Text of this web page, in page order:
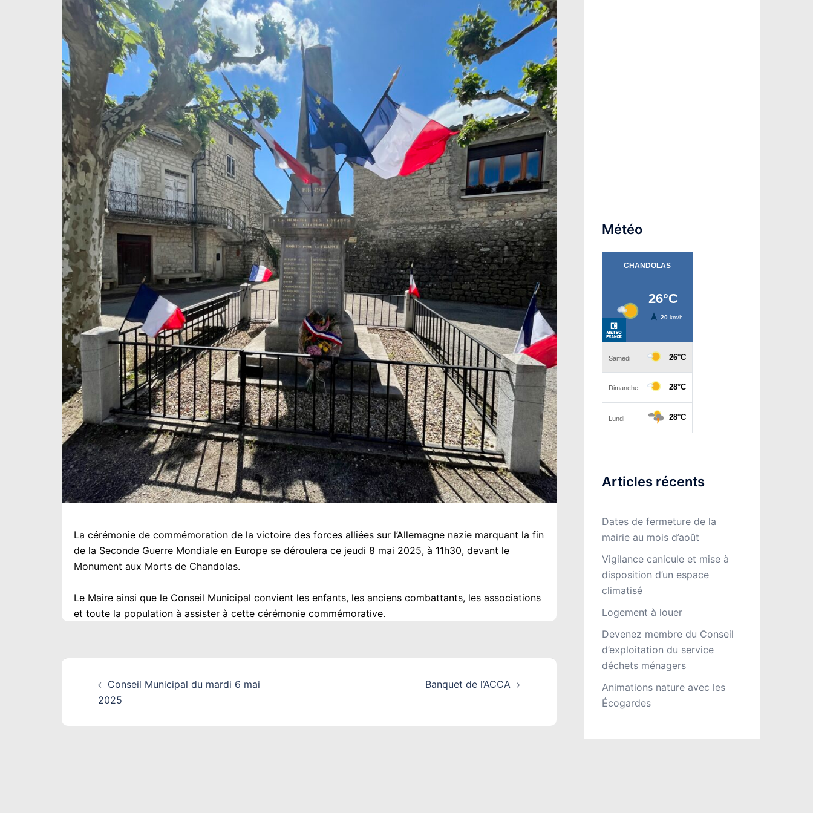
La cérémonie de commémoration de la victoire des forces alliées sur l’Allemagne nazie marquant la fin
de la Seconde Guerre Mondiale en Europe se déroulera ce jeudi 8 mai 2025, à 11h30, devant le
Monument aux Morts de Chandolas.
Le Maire ainsi que le Conseil Municipal convient les enfants, les anciens combattants, les associations
et toute la population à assister à cette cérémonie commémorative.
d’article
Conseil Municipal du mardi 6 mai
2025
Banquet de l’ACCA
Météo
Articles récents
Dates de fermeture de la
mairie au mois d’août
Vigilance canicule et mise à
disposition d’un espace
climatisé
Logement à louer
Devenez membre du Conseil
d’exploitation du service
déchets ménagers
Animations nature avec les
Écogardes